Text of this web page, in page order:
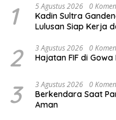
1 5 Agustus 2026 0
Kadin Sultra
Lulusan Siap Kerja
2 3 Agustus 2026 0
Hajatan FIF di
3 3 Agustus 2026 0
Berkendara Saat
Aman